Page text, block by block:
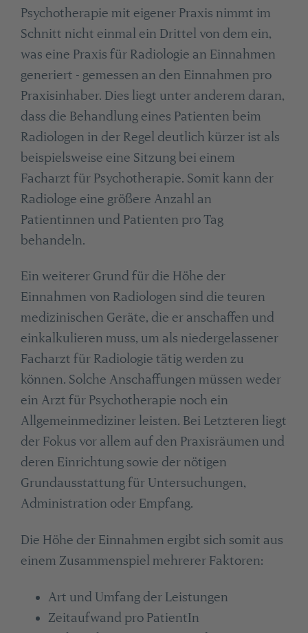
Psychotherapie mit eigener Praxis nimmt im
Schnitt nicht einmal ein Drittel von dem ein,
was eine Praxis für Radiologie an Einnahmen
generiert - gemessen an den Einnahmen pro
Praxisinhaber. Dies liegt unter anderem daran,
dass die Behandlung eines Patienten beim
Radiologen in der Regel deutlich kürzer ist als
beispielsweise eine Sitzung bei einem
Facharzt für Psychotherapie. Somit kann der
Radiologe eine größere Anzahl an
Patientinnen und Patienten pro Tag
behandeln.
Ein weiterer Grund für die Höhe der
Einnahmen von Radiologen sind die teuren
medizinischen Geräte, die er anschaffen und
einkalkulieren muss, um als niedergelassener
Facharzt für Radiologie tätig werden zu
können. Solche Anschaffungen müssen weder
ein Arzt für Psychotherapie noch ein
Allgemeinmediziner leisten. Bei Letzteren liegt
der Fokus vor allem auf den Praxisräumen und
deren Einrichtung sowie der nötigen
Grundausstattung für Untersuchungen,
Administration oder Empfang.
Die Höhe der Einnahmen ergibt sich somit aus
einem Zusammenspiel mehrerer Faktoren:
Art und Umfang der Leistungen
Zeitaufwand pro PatientIn